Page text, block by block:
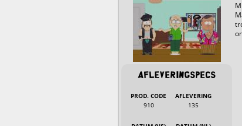
Afleveringspecs
PROD. CODE
910
AFLEVERING
135